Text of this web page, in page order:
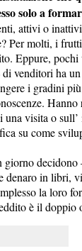
solo a
attivi o
Per molti, i
Eppure,
venditori ha
i gradini
visita o
su come
denaro in libri,
la loro
è il